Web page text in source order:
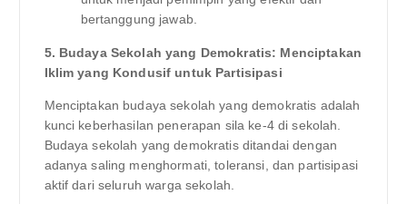
bertanggung jawab.
5. Budaya Sekolah yang Demokratis: Menciptakan
Iklim yang Kondusif untuk Partisipasi
Menciptakan budaya sekolah yang demokratis adalah
kunci keberhasilan penerapan sila ke-4 di sekolah.
Budaya sekolah yang demokratis ditandai dengan
adanya saling menghormati, toleransi, dan partisipasi
aktif dari seluruh warga sekolah.